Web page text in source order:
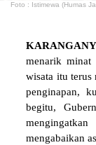
Foto : Istimewa (Humas
menarik minat
wisata itu terus
penginapan,
begitu,
mengabaikan